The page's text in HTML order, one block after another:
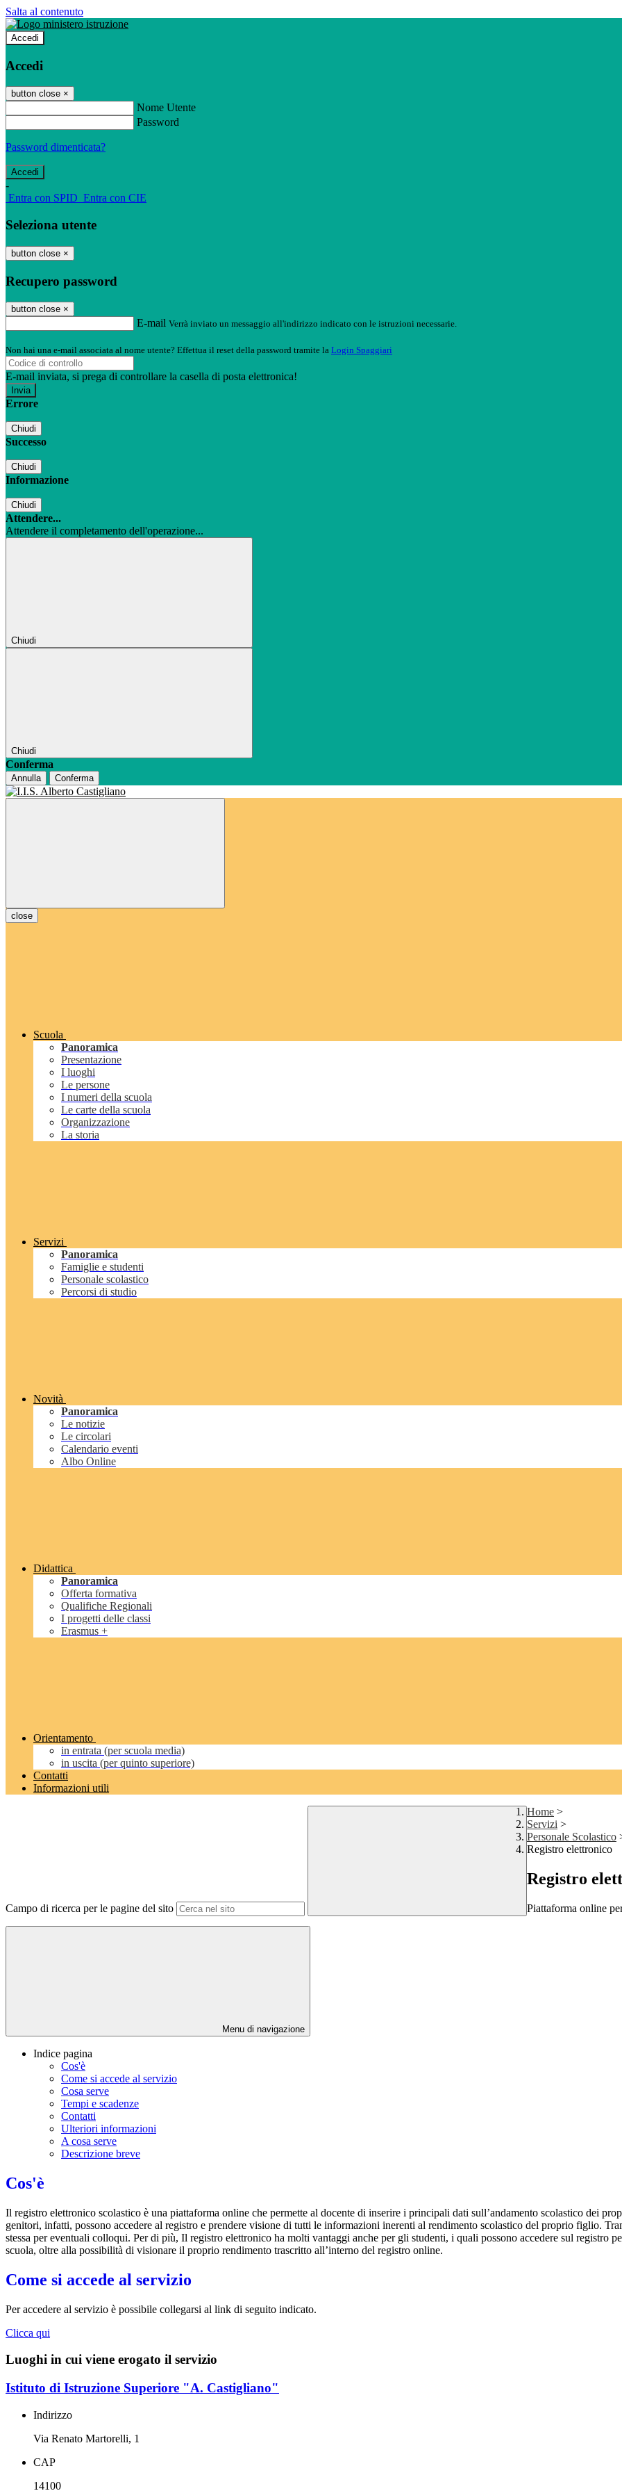
Salta al contenuto
Accedi
Accedi
button close ×
Nome Utente
Password
Password dimenticata?
-
Entra con SPID Entra con CIE
Seleziona utente
button close ×
Recupero password
button close ×
E-mail Verrà inviato un messaggio all'indirizzo indicato con le istruzioni necessarie.
Non hai una e-mail associata al nome utente? Effettua il reset della password tramite la Login Spaggiari
E-mail inviata, si prega di controllare la casella di posta elettronica!
Errore
Chiudi
Successo
Chiudi
Informazione
Chiudi
Attendere...
Attendere il completamento dell'operazione...
Chiudi
Chiudi
Conferma
Annulla Conferma
close
Scuola
Panoramica
Presentazione
I luoghi
Le persone
I numeri della scuola
Le carte della scuola
Organizzazione
La storia
Servizi
Panoramica
Famiglie e studenti
Personale scolastico
Percorsi di studio
Novità
Panoramica
Le notizie
Le circolari
Calendario eventi
Albo Online
Didattica
Panoramica
Offerta formativa
Qualifiche Regionali
I progetti delle classi
Erasmus +
Orientamento
in entrata (per scuola media)
in uscita (per quinto superiore)
Contatti
Informazioni utili
Campo di ricerca per le pagine del sito
Home >
Servizi >
Personale Scolastico
Registro elettronico
Registro
Piattaforma online
Menu di navigazione
Indice pagina
Cos'è
Come si accede al servizio
Cosa serve
Tempi e scadenze
Contatti
Ulteriori informazioni
A cosa serve
Descrizione breve
Cos'è
Il registro elettronico scolastico è una piattaforma online che permette al docente di inserire i principali dati sull’andamento scolastico dei
genitori, infatti, possono accedere al registro e prendere visione di tutti le informazioni inerenti al rendimento scolastico del proprio figlio.
stessa per eventuali colloqui. Per di più, Il registro elettronico ha molti vantaggi anche per gli studenti, i quali possono accedere sul registro
scuola, oltre alla possibilità di visionare il proprio rendimento trascritto all’interno del registro online.
Come si accede al servizio
Per accedere al servizio è possibile collegarsi al link di seguito indicato.
Clicca qui
Luoghi in cui viene erogato il servizio
Istituto di Istruzione Superiore "A. Castigliano"
Indirizzo
Via Renato Martorelli, 1
CAP
14100